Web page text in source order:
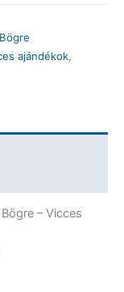
ajándékok,
– Vicces